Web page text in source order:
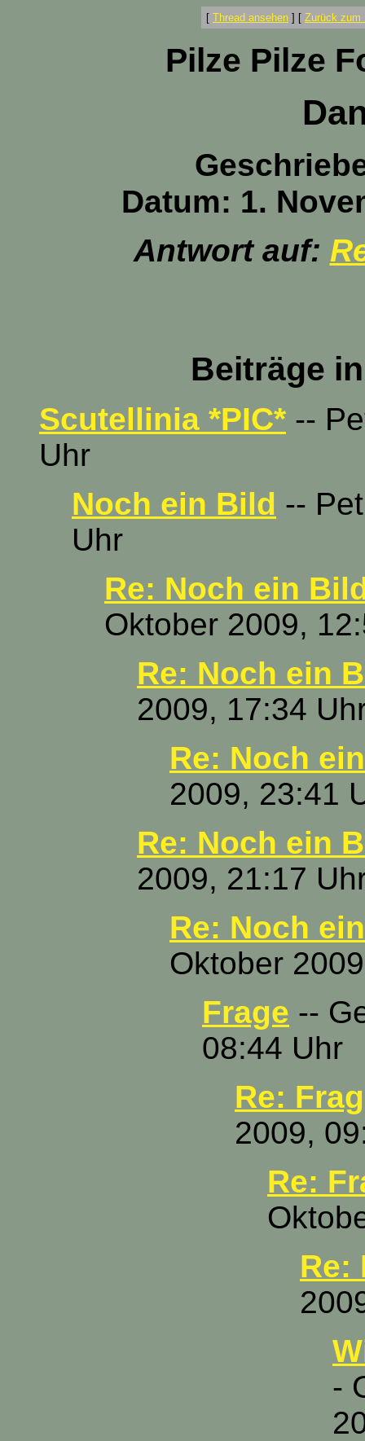
[ Thread ansehen ] [ Zurück zum
Pilze Pilze
Datum: 1.
Antwort auf:
Beiträge
Scutellinia *PIC* --
Uhr
Noch ein Bild --
Uhr
Re: Noch ein
Oktober 2009,
Re: Noch ein
2009, 17:34
Re: Noch
2009, 23:41
Re: Noch ein
2009, 21:17
Re: Noch
Oktober
Frage --
08:44 Uhr
Re:
2009,
Re:
Re:
-